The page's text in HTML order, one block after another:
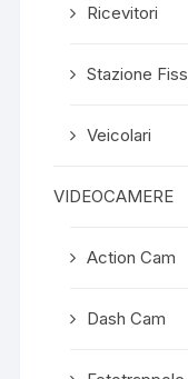
Ricevitori
Stazione
Veicolari
VIDEOCAMERE
Action Cam
Dash Cam